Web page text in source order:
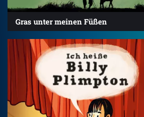
Gras unter meinen Füßen